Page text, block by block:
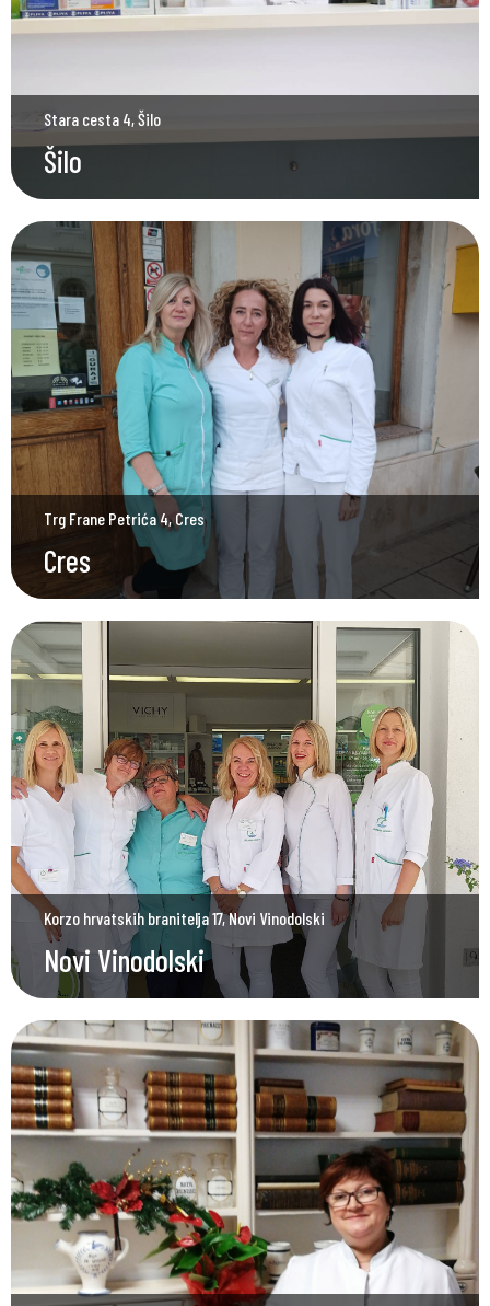
Stara cesta 4, Šilo
Šilo
Trg Frane Petrića 4, Cres
Cres
Korzo hrvatskih branitelja 17, Novi Vinodolski
Novi Vinodolski